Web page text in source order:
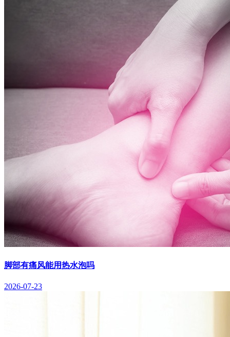
脚部有痛风能用热水泡吗
2026-07-23